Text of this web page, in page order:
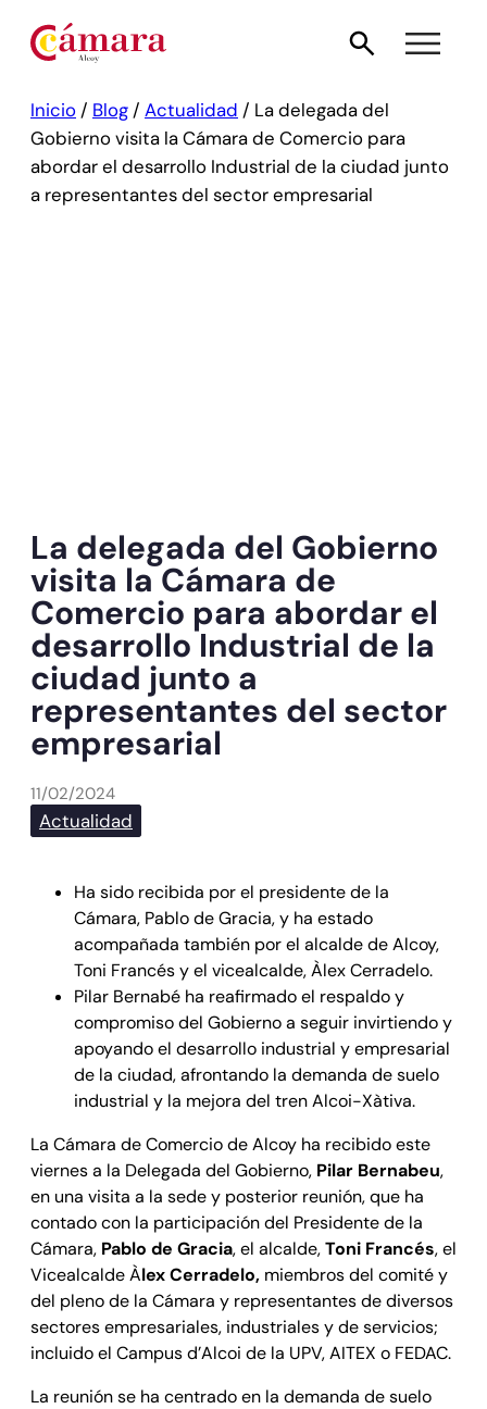
Inicio / Blog / Actualidad / La delegada del
Gobierno visita la Cámara de Comercio para
abordar el desarrollo Industrial de la ciudad junto
a representantes del sector empresarial
La delegada del Gobierno
visita la Cámara de
Comercio para abordar el
desarrollo Industrial de la
ciudad junto a
representantes del sector
empresarial
11/02/2024
Actualidad
Ha sido recibida por el presidente de la
Cámara, Pablo de Gracia, y ha estado
acompañada también por el alcalde de Alcoy,
Toni Francés y el vicealcalde, Àlex Cerradelo.
Pilar Bernabé ha reafirmado el respaldo y
compromiso del Gobierno a seguir invirtiendo y
apoyando el desarrollo industrial y empresarial
de la ciudad, afrontando la demanda de suelo
industrial y la mejora del tren Alcoi-Xàtiva.
La Cámara de Comercio de Alcoy ha recibido este
viernes a la Delegada del Gobierno, Pilar Bernabeu,
en una visita a la sede y posterior reunión, que ha
contado con la participación del Presidente de la
Cámara, Pablo de Gracia, el alcalde,Toni Francés, el
Vicealcalde Àlex Cerradelo, miembros del comité y
del pleno de la Cámara y representantes de diversos
sectores empresariales, industriales y de servicios;
incluido el Campus d’Alcoi de la UPV, AITEX o FEDAC.
La reunión se ha centrado en la demanda de suelo